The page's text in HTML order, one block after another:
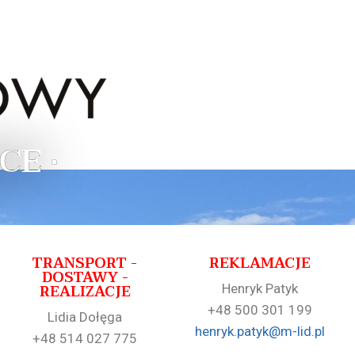
•
TRANSPORT -
DOSTAWY -
REALIZACJE
Lidia Dołęga
+48 514 027 775
REKLAMACJE
Henryk Patyk
+48 500 301 199
henryk.patyk@m-lid.pl